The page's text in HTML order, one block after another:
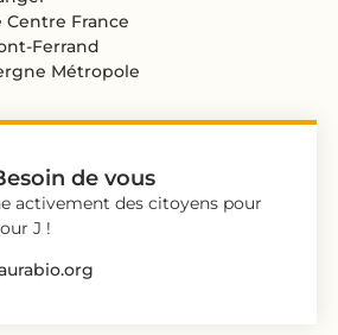
France
Ferrand
Métropole
de vous
activement des citoyens pour
J !